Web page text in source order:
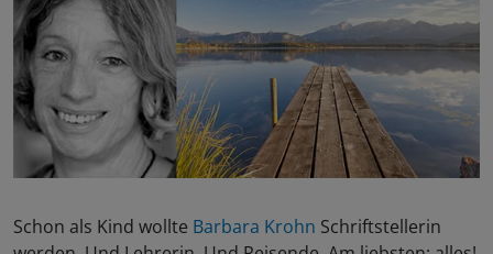
Schon als Kind wollte Barbara Krohn Schriftstellerin